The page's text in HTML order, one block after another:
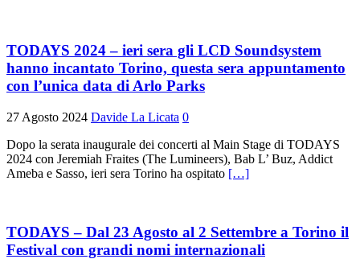
TODAYS 2024 – ieri sera gli LCD Soundsystem
hanno incantato Torino, questa sera appuntamento
con l’unica data di Arlo Parks
27 Agosto 2024 Davide La Licata 0
Dopo la serata inaugurale dei concerti al Main Stage di TODAYS
2024 con Jeremiah Fraites (The Lumineers), Bab L’ Buz, Addict
Ameba e Sasso, ieri sera Torino ha ospitato […]
TODAYS – Dal 23 Agosto al 2 Settembre a Torino il
Festival con grandi nomi internazionali